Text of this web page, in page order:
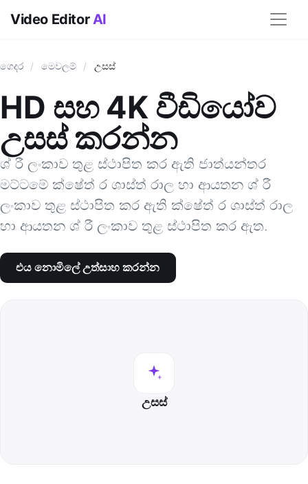
Video EditorAI
ගෙදර / මෙවලම් / උසස්
HD සහ 4K වීඩියෝව
උසස් කරන්න
ශ් රී ලංකාව තුළ ස්ථාපිත කර ඇති ජාත්යන්තර
මට්ටමේ ක්ෂේත් ර ශාස්ත් රාල හා ආයතන ශ් රී
ලංකාව තුළ ස්ථාපිත කර ඇති ක්ෂේත් ර ශාස්ත් රාල
හා ආයතන ශ් රී ලංකාව තුළ ස්ථාපිත කර ඇත.
එය නොමිලේ උත්සාහ කරන්න
උසස්